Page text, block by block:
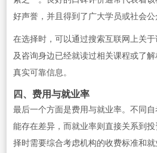
好声誉，并且得到了广大学员或社会公
在选择时，可以通过搜索互联网上关
及咨询身边已经就读过相关课程或了
真实可靠信息。
四、费用与就业率
最后一个方面是费用与就业率。不同
能存在差异，而就业率则直接关系到
择时需要综合考虑机构的收费标准和就